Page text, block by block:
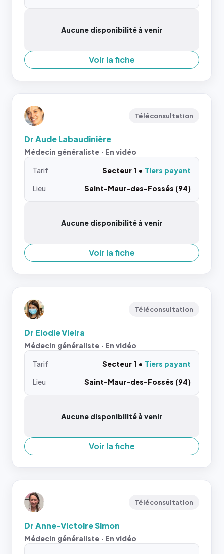
Aucune disponibilité à venir
Voir la fiche
Téléconsultation
Dr Aude Labaudinière
Médecin généraliste · En vidéo
Tarif Secteur 1
Tiers payant
Lieu
Saint-Maur-des-Fossés (94)
Aucune disponibilité à venir
Voir la fiche
Téléconsultation
Dr Elodie Vieira
Médecin généraliste · En vidéo
Tarif Secteur 1
Tiers payant
Lieu
Saint-Maur-des-Fossés (94)
Aucune disponibilité à venir
Voir la fiche
Téléconsultation
Dr Anne-Victoire Simon
Médecin généraliste · En vidéo